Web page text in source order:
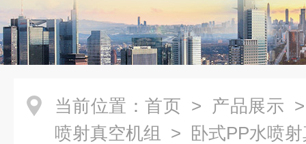
当前位置： 首页 > 产品展示
喷射真空机组
> 卧式PP水喷